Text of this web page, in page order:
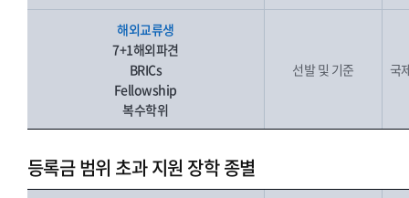
해외교류생
7+1해외파견
BRICs
Fellowship
복수학위
선발 및 기준 국
등록금 범위 초과 지원 장학 종별